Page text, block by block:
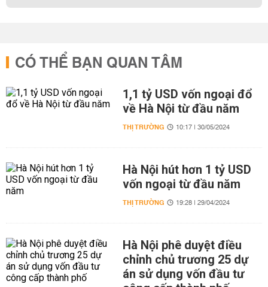
CÓ THỂ BẠN QUAN TÂM
1,1 tỷ USD vốn ngoại đổ
về Hà Nội từ đầu năm
THỊ TRƯỜNG 10:17 | 30/05/2024
Hà Nội hút hơn 1 tỷ USD
vốn ngoại từ đầu năm
THỊ TRƯỜNG 19:28 | 29/04/2024
Hà Nội phê duyệt điều
chỉnh chủ trương 25 dự
án sử dụng vốn đầu tư